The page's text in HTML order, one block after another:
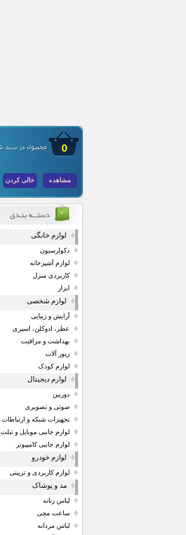
0
مشاهده خالی کردن
لوازم خانگی
دکوارسیون
لوازم آشپزخانه
کاربردی منزل
ابزار
لوازم شخصی
آرایش و زیبایی
عطر، ادوکلن، اسپری
بهداشت و مراقبت
زیور آلات
لوازم کودک
لوازم دیجیتال
دوربین
صوتی و تصویری
تجهیزات شبکه و ارتباطات
لوازم جانبی موبایل و تبلت
لوازم جانبی کامپیوتر
لوازم خودرو
لوازم کاربردی و تزیینی
مد و پوشاک
لباس زنانه
ساعت مچی
لباس مردانه